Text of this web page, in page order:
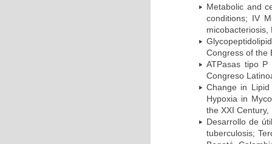
Metabolic and
conditions; IV
micobacteriosis,
Congress of the
ATPasas tipo P
Congreso
Change in
Hypoxia in
the XXI
Desarrollo de
tuberculosis;